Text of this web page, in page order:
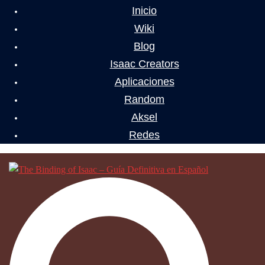
Inicio
Wiki
Blog
Isaac Creators
Aplicaciones
Random
Aksel
Redes